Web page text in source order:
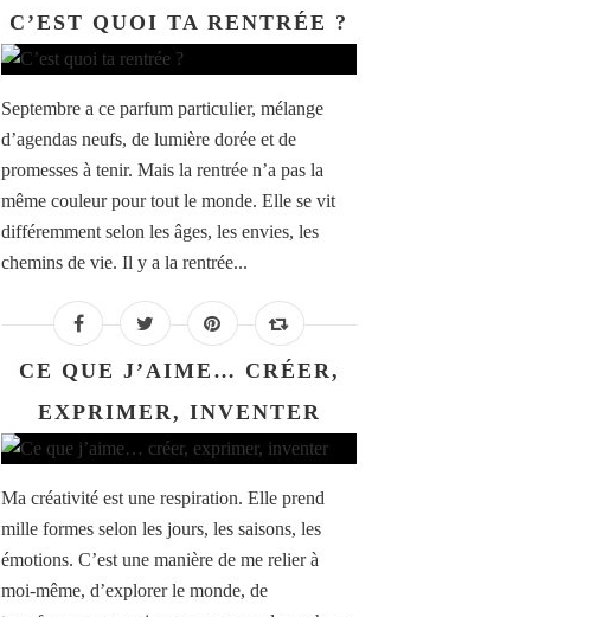
C’EST QUOI TA RENTRÉE ?
Septembre a ce parfum particulier, mélange
d’agendas neufs, de lumière dorée et de
promesses à tenir. Mais la rentrée n’a pas la
même couleur pour tout le monde. Elle se vit
différemment selon les âges, les envies, les
chemins de vie. Il y a la rentrée...
CE QUE J’AIME… CRÉER,
EXPRIMER, INVENTER
Ma créativité est une respiration. Elle prend
mille formes selon les jours, les saisons, les
émotions. C’est une manière de me relier à
moi-même, d’explorer le monde, de